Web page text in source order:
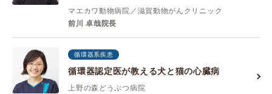
マエカワ動物病院／滋賀動物がんクリニック
前川 卓哉院長
循環器系疾患
循環器認定医が教える犬と猫の心臓病
上野の森どうぶつ病院